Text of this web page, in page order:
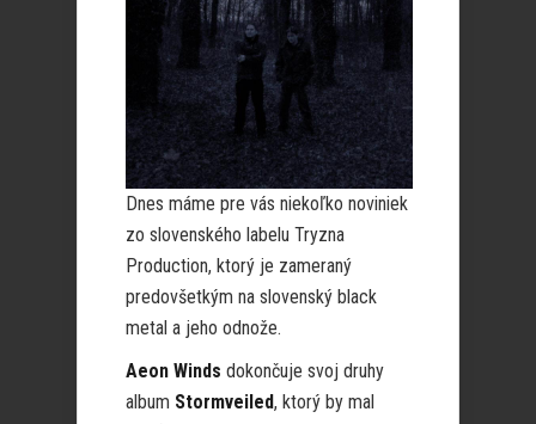
Dnes máme pre vás niekoľko noviniek
zo slovenského labelu Tryzna
Production, ktorý je zameraný
predovšetkým na slovenský black
metal a jeho odnože.
Aeon Winds dokončuje svoj druhy
album Stormveiled, ktorý by mal